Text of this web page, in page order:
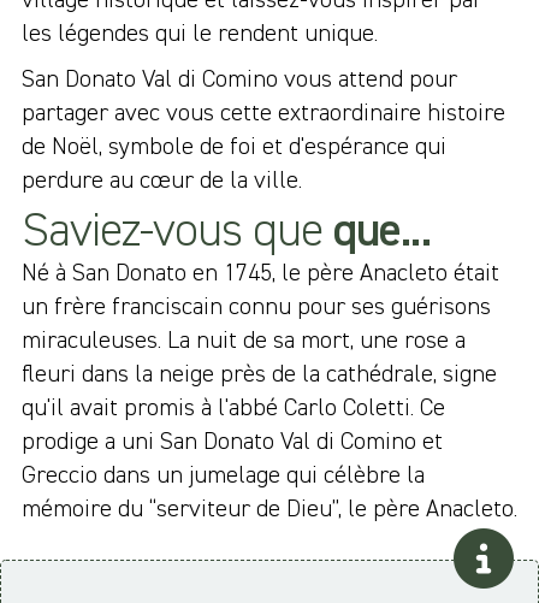
les légendes qui le rendent unique.
San Donato Val di Comino vous attend pour
partager avec vous cette extraordinaire histoire
de Noël, symbole de foi et d'espérance qui
perdure au cœur de la ville.
Saviez-vous que que...
Né à San Donato en 1745, le père Anacleto était
un frère franciscain connu pour ses guérisons
miraculeuses. La nuit de sa mort, une rose a
fleuri dans la neige près de la cathédrale, signe
qu'il avait promis à l'abbé Carlo Coletti. Ce
prodige a uni San Donato Val di Comino et
Greccio dans un jumelage qui célèbre la
mémoire du “serviteur de Dieu”, le père Anacleto.